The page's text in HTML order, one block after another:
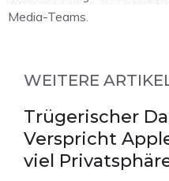
Media-Teams.
WEITERE
Trügerischer
Verspricht
viel